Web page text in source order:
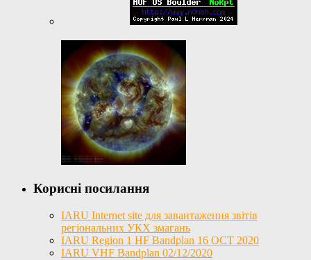
Корисні посилання
IARU Internet site для завантаження звітів
регіональних УКХ змагань
IARU Region 1 HF Bandplan 16 OCT 2020
IARU VHF Bandplan 02/12/2020